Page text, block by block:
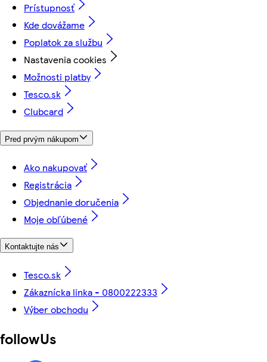
Prístupnosť
Kde dovážame
Poplatok za službu
Nastavenia cookies
Možnosti platby
Tesco.sk
Clubcard
Pred prvým nákupom
Ako nakupovať
Registrácia
Objednanie doručenia
Moje obľúbené
Kontaktujte nás
Tesco.sk
Zákaznícka linka - 0800222333
Výber obchodu
followUs